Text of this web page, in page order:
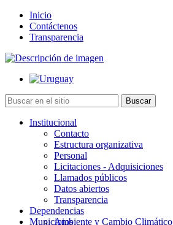
Inicio
Contáctenos
Transparencia
Institucional
Contacto
Estructura organizativa
Personal
Licitaciones - Adquisiciones
Llamados públicos
Datos abiertos
Transparencia
Dependencias
Ambiente y Cambio Climático
Municipios